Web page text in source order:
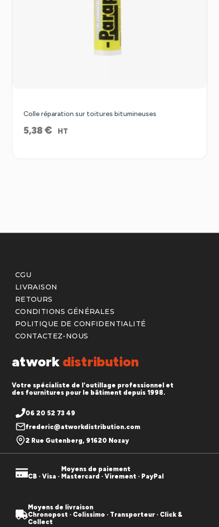
Colle réparation sur toitures bitumineuses
5,38€ HT
atwork distribution
Votre spécialiste de l'outillage professionnel et
des fournitures pour le bâtiment depuis 1998.
06 20 52 73 49
frederic@atworkdistribution.com
2 Rue Gutenberg, 91620 Nozay
CGU
LIVRAISON
RETOURS
CONDITIONS GÉNÉRALES
POLITIQUE DE CONFIDENTIALITÉ
CONTACTEZ-NOUS
Moyens de paiement
CB · Visa · Mastercard · Virement · PayPal
Moyens de livraison
Chronopost · Colissimo · Transporteur · Click &
Collect